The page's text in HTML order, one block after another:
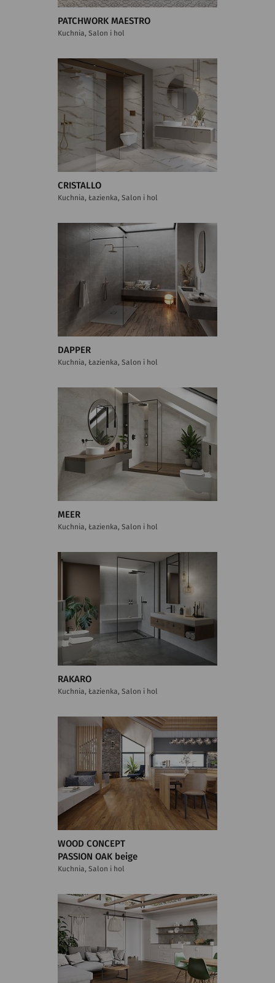
PATCHWORK MAESTRO
Kuchnia, Salon i hol
CRISTALLO
Kuchnia, Łazienka, Salon i hol
DAPPER
Kuchnia, Łazienka, Salon i hol
MEER
Kuchnia, Łazienka, Salon i hol
RAKARO
Kuchnia, Łazienka, Salon i hol
WOOD CONCEPT
PASSION OAK beige
Kuchnia, Salon i hol